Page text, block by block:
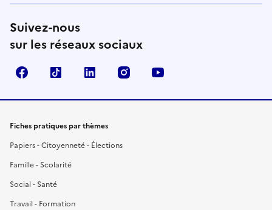
Suivez-nous
sur les réseaux sociaux
FacebookTikTok LinkedIn Instagram
Fiches pratiques par thèmes
Papiers - Citoyenneté - Élections
Famille - Scolarité
Social - Santé
Travail - Formation